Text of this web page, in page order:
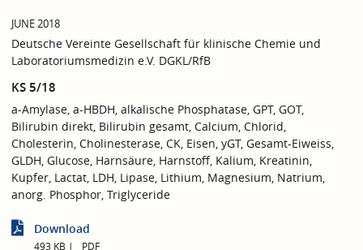
JUNE 2018
Deutsche Vereinte Gesellschaft für klinische Chemie und
Laboratoriumsmedizin e.V. DGKL/RfB
KS 5/18
a-Amylase, a-HBDH, alkalische Phosphatase, GPT, GOT,
Bilirubin direkt, Bilirubin gesamt, Calcium, Chlorid,
Cholesterin, Cholinesterase, CK, Eisen, yGT, Gesamt-Eiweiss,
GLDH, Glucose, Harnsäure, Harnstoff, Kalium, Kreatinin,
Kupfer, Lactat, LDH, Lipase, Lithium, Magnesium, Natrium,
anorg. Phosphor, Triglyceride
Download
493 KB PDF